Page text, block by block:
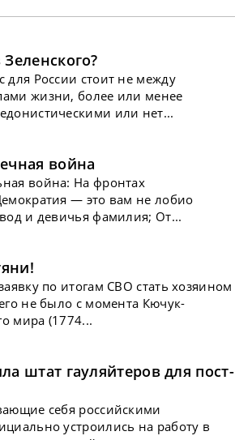
для России стоит не между
жизни, более или менее
или нет...
война
война: На фронтах
— это вам не лобио
и девичья фамилия; От...
по итогам СВО стать хозяином
не было с момента Кючук-
мира (1774...
штат гауляйтеров для пост-
себя российскими
устроились на работу в